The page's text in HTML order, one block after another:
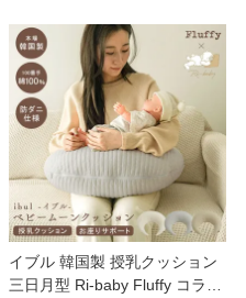
イブル 韓国製 授乳クッション
三日月型 Ri-baby Fluffy コラボ